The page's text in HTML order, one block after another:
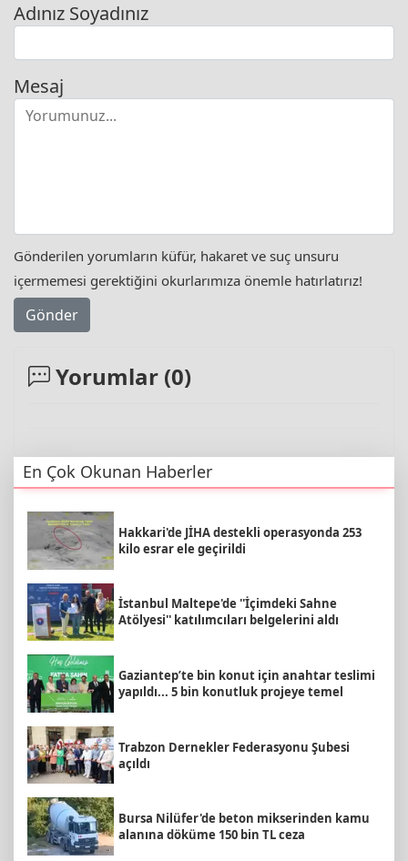
Adınız Soyadınız
Mesaj
Gönderilen yorumların küfür, hakaret ve suç unsuru
içermemesi gerektiğini okurlarımıza önemle hatırlatırız!
Gönder
Yorumlar (0)
En Çok Okunan Haberler
Hakkari'de JİHA destekli operasyonda 253
kilo esrar ele geçirildi
İstanbul Maltepe'de ''İçimdeki Sahne
Atölyesi'' katılımcıları belgelerini aldı
Gaziantep’te bin konut için anahtar teslimi
yapıldı... 5 bin konutluk projeye temel
Trabzon Dernekler Federasyonu Şubesi
açıldı
Bursa Nilüfer'de beton mikserinden kamu
alanına döküme 150 bin TL ceza